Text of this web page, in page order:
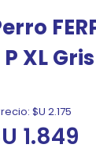
XL Gris
$U 2.175
1.849